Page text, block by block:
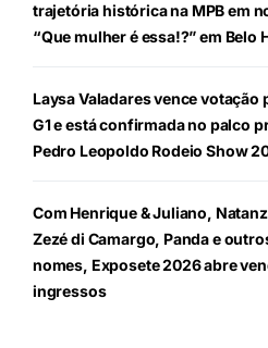
trajetória histórica na MPB em
“Que mulher é essa!?” em Belo
Laysa Valadares vence votação
G1 e está confirmada no palco
Pedro Leopoldo Rodeio Show
Com Henrique & Juliano,
Zezé di Camargo, Panda e
nomes, Exposete 2026 abre
ingressos